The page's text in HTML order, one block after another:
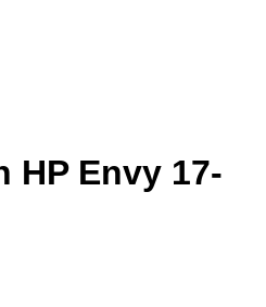
HP Envy 17-